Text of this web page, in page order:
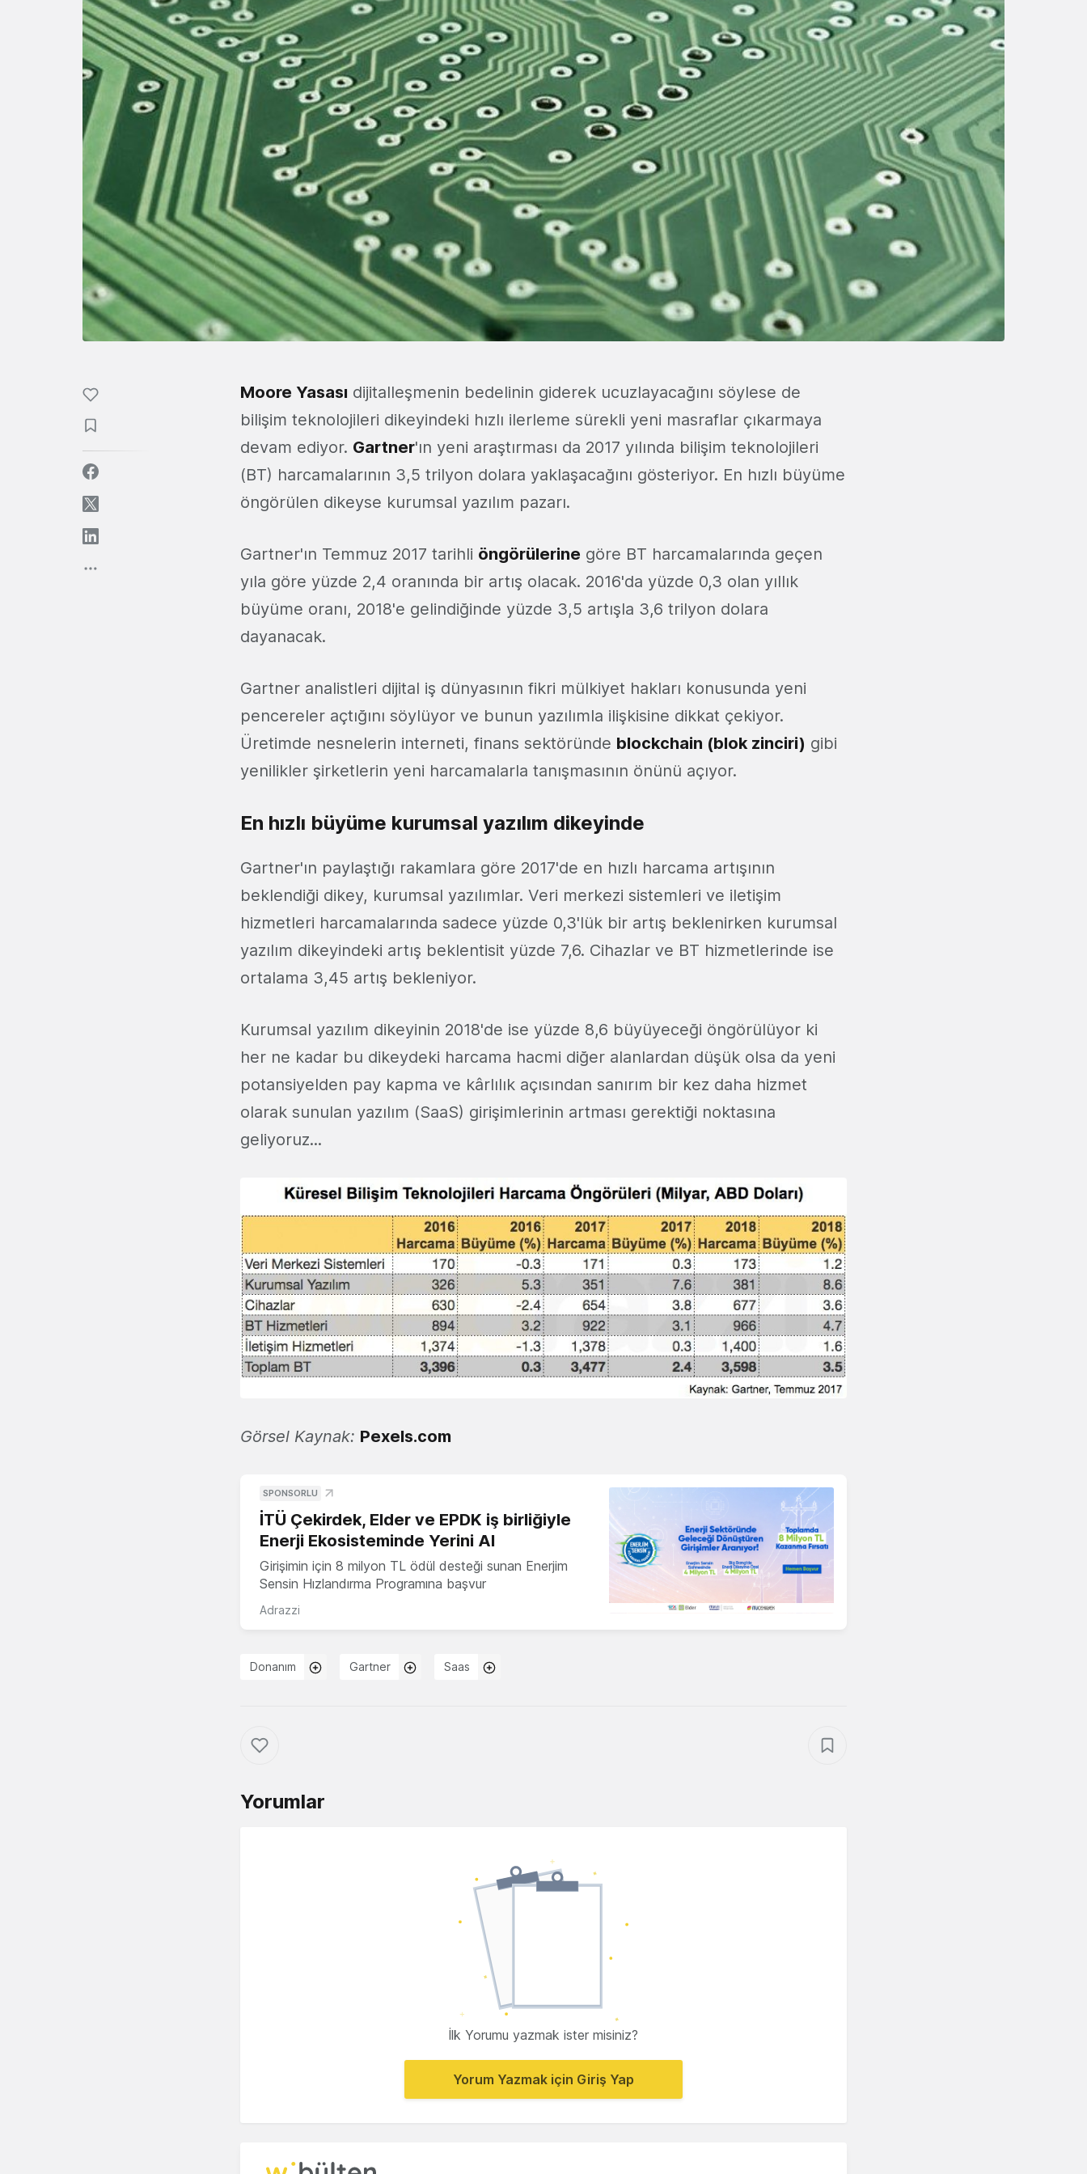
Moore Yasası dijitalleşmenin bedelinin giderek ucuzlayacağını söylese de
bilişim teknolojileri dikeyindeki hızlı ilerleme sürekli yeni masraflar çıkarmaya
devam ediyor. Gartner'ın yeni araştırması da 2017 yılında bilişim teknolojileri
(BT) harcamalarının 3,5 trilyon dolara yaklaşacağını gösteriyor. En hızlı büyüme
öngörülen dikeyse kurumsal yazılım pazarı.
Gartner'ın Temmuz 2017 tarihli öngörülerine göre BT harcamalarında geçen
yıla göre yüzde 2,4 oranında bir artış olacak. 2016'da yüzde 0,3 olan yıllık
büyüme oranı, 2018'e gelindiğinde yüzde 3,5 artışla 3,6 trilyon dolara
dayanacak.
Gartner analistleri dijital iş dünyasının fikri mülkiyet hakları konusunda yeni
pencereler açtığını söylüyor ve bunun yazılımla ilişkisine dikkat çekiyor.
Üretimde nesnelerin interneti, finans sektöründe blockchain (blok zinciri) gibi
yenilikler şirketlerin yeni harcamalarla tanışmasının önünü açıyor.
En hızlı büyüme kurumsal yazılım dikeyinde
Gartner'ın paylaştığı rakamlara göre 2017'de en hızlı harcama artışının
beklendiği dikey, kurumsal yazılımlar. Veri merkezi sistemleri ve iletişim
hizmetleri harcamalarında sadece yüzde 0,3'lük bir artış beklenirken kurumsal
yazılım dikeyindeki artış beklentisit yüzde 7,6. Cihazlar ve BT hizmetlerinde ise
ortalama 3,45 artış bekleniyor.
Kurumsal yazılım dikeyinin 2018'de ise yüzde 8,6 büyüyeceği öngörülüyor ki
her ne kadar bu dikeydeki harcama hacmi diğer alanlardan düşük olsa da yeni
potansiyelden pay kapma ve kârlılık açısından sanırım bir kez daha hizmet
olarak sunulan yazılım (SaaS) girişimlerinin artması gerektiği noktasına
geliyoruz...
Görsel Kaynak: Pexels.com
SPONSORLU
İTÜ Çekirdek, Elder ve EPDK iş birliğiyle
Enerji Ekosisteminde Yerini Al
Girişimin için 8 milyon TL ödül desteği sunan Enerjim
Sensin Hızlandırma Programına başvur
Adrazzi
Donanım Gartner Saas
Yorumlar
İlk Yorumu yazmak ister misiniz?
Yorum Yazmak için Giriş Yap